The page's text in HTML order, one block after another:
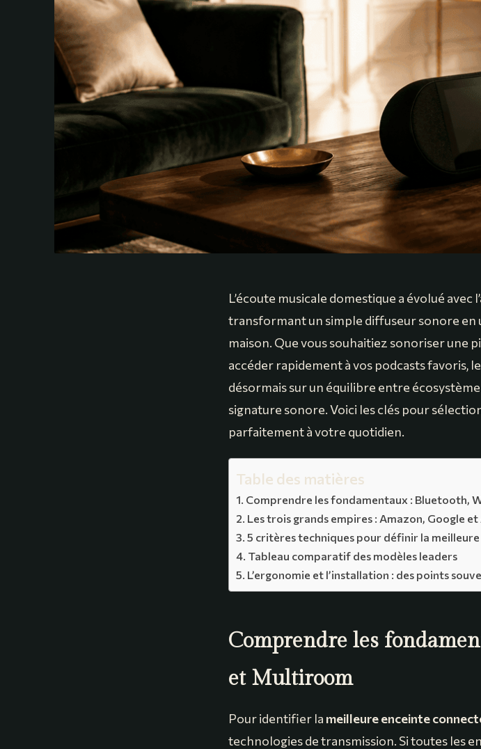
L’écoute musicale domestique a évolué
transformant un simple diffuseur sonore
maison. Que vous souhaitiez sonoriser une
accéder rapidement à vos podcasts favoris,
désormais sur un équilibre entre
signature sonore. Voici les clés pour
parfaitement à votre quotidien.
Table des matières
Comprendre les fondamentaux : Bluetooth,
Les trois grands empires : Amazon, Google
5 critères techniques pour définir la
Tableau comparatif des modèles leaders
L’ergonomie et l’installation : des points
Comprendre les
et Multiroom
Pour identifier la meilleure enceinte
technologies de transmission. Si toutes les